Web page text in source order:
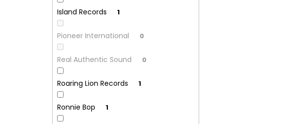
Island Records 1
Pioneer International 0
Real Authentic Sound 0
Roaring Lion Records 1
Ronnie Bop 1